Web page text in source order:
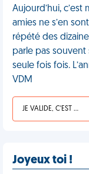
Aujourd’hui,
amies ne s’en
répété des
parle pas souvent
seule fois fois.
VDM
JE VALIDE, C'EST UNE VDM
Joyeux toi !